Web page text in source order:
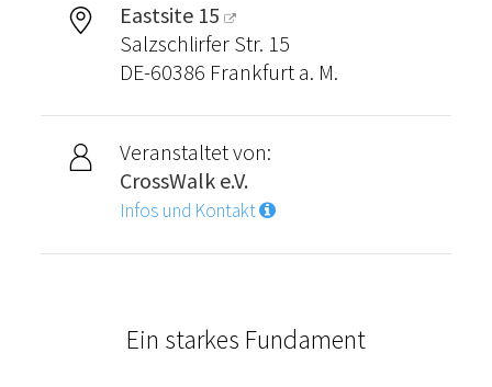
Eastsite 15
Salzschlirfer Str. 15
DE-60386 Frankfurt a. M.
Veranstaltet von:
CrossWalk e.V.
Infos und Kontakt
Ein starkes Fundament